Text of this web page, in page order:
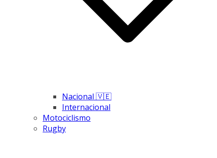
Nacional 🇻🇪
Internacional
Motociclismo
Rugby